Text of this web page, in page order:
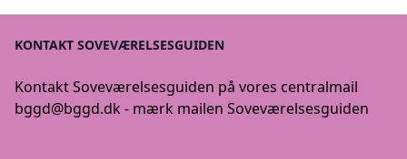
KONTAKT SOVEVÆRELSESGUIDEN
Kontakt Soveværelsesguiden på vores centralmail
bggd@bggd.dk- mærk mailen Soveværelsesguiden